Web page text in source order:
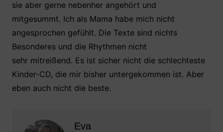
sie aber gerne nebenher angehört und
mitgesummt. Ich als Mama habe mich nicht
angesprochen gefühlt. Die Texte sind nichts
Besonderes und die Rhythmen nicht
sehr mitreißend. Es ist sicher nicht die schlechteste
Kinder-CD, die mir bisher untergekommen ist. Aber
eben auch nicht die beste.
Eva